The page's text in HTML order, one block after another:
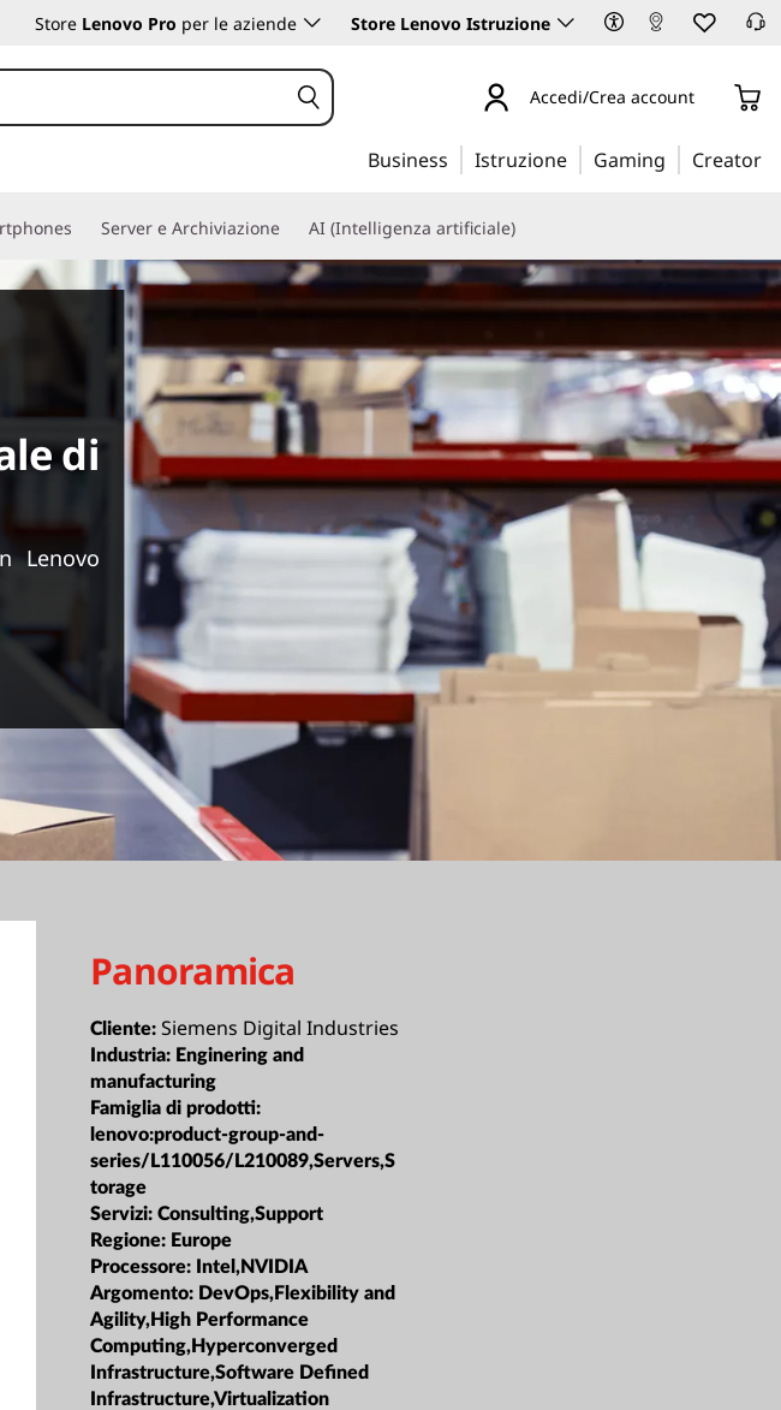
Store Lenovo Pro per le aziende Store Lenovo Istruzione
Accedi/Crea account
Business Istruzione Gaming Creator
Server e Archiviazione AI (Intelligenza artificiale)
di
Lenovo
Panoramica
Cliente:Siemens Digital Industries
Industria: Enginering and
manufacturing
Famiglia di prodotti:
lenovo:product-group-and-
series/L110056/L210089,Servers,S
torage
Servizi:Consulting,Support
Regione: Europe
Processore: Intel,NVIDIA
Argomento: DevOps,Flexibility and
Agility,High Performance
Computing,Hyperconverged
Infrastructure,Software Defined
Infrastructure,Virtualization